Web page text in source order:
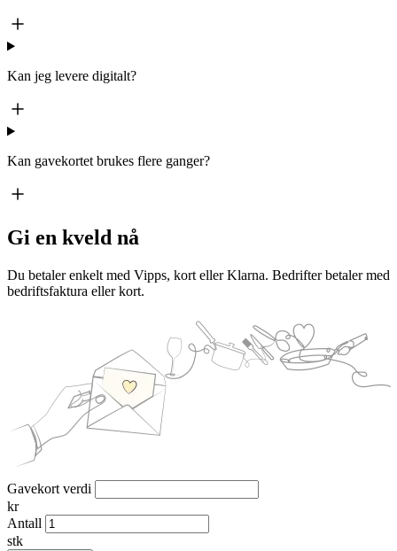
Kan jeg levere digitalt?
Kan gavekortet brukes flere ganger?
Gi en kveld nå
Du betaler enkelt med Vipps, kort eller Klarna. Bedrifter betaler med
bedriftsfaktura eller kort.
Gavekort verdi
kr
Antall
stk